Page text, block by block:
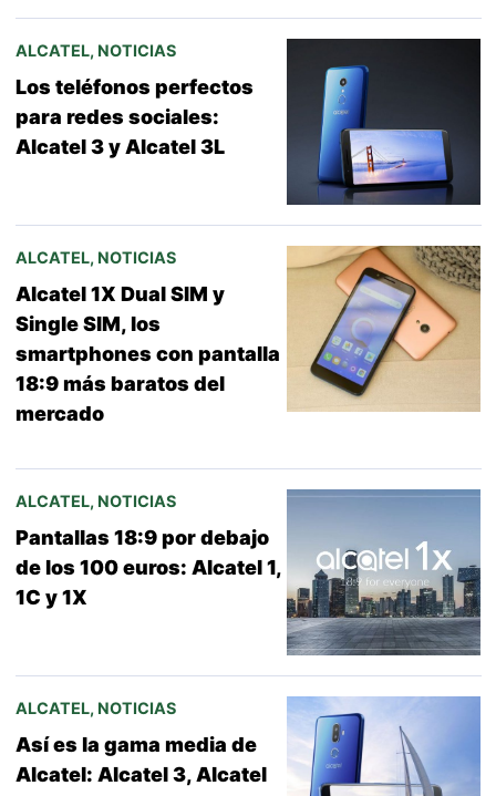
ALCATEL, NOTICIAS
Los teléfonos perfectos
para redes sociales:
Alcatel 3 y Alcatel 3L
ALCATEL, NOTICIAS
Alcatel 1X Dual SIM y
Single SIM, los
smartphones con pantalla
18:9 más baratos del
mercado
ALCATEL, NOTICIAS
Pantallas 18:9 por debajo
de los 100 euros: Alcatel 1,
1C y 1X
ALCATEL, NOTICIAS
Así es la gama media de
Alcatel: Alcatel 3, Alcatel